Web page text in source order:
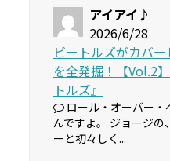
アイアイ♪
2026/6/28
ビートルズがカバ
を全発掘！【Vol.2
トルズ』
ロール・オーバー・
んですよ。 ジョージ
ーと初々しく...